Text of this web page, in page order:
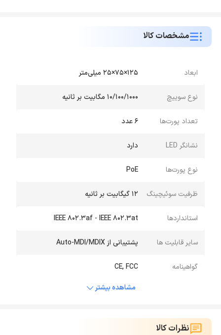
مشخصات کالا
ابعاد 125×75×25 میلی‌متر
نوع سوییچ 10/100/1000 مگابیت بر ثانیه
تعداد پورت‌ها 6 عدد
نشانگر LED دارد
نوع پورت‌ها PoE
ظرفیت سوئیچینگ 12 گیگابیت بر ثانیه
استانداردها IEEE 802.3af - IEEE 802.3at
سایر قابلیت ها پشتیبانی از Auto-MDI/MDIX
گواهینامه
CE, FCC
مشاهده بیشتر
نظرات کالا